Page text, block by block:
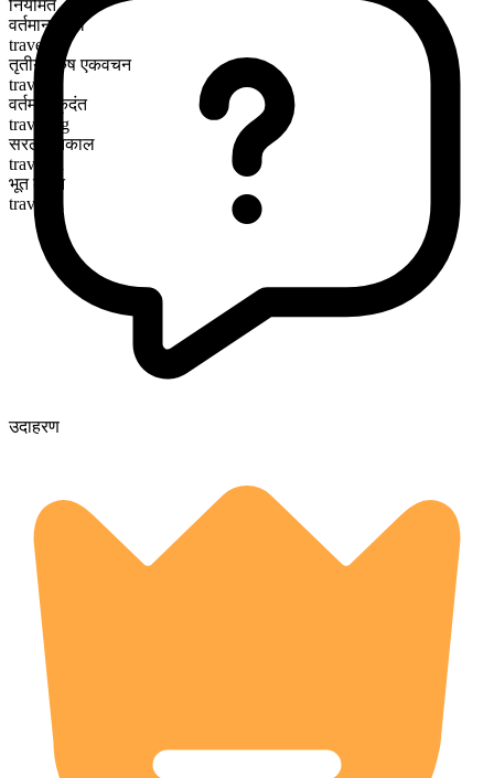
नियमित
वर्तमान काल
travel
तृतीय पुरुष एकवचन
travels
वर्तमान कृदंत
traveling
सरल भूतकाल
traveled
भूत कृदंत
traveled
उदाहरण